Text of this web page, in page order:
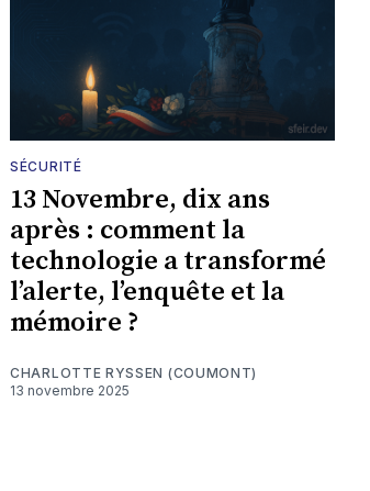
SÉCURITÉ
13 Novembre, dix ans
après : comment la
technologie a transformé
l’alerte, l’enquête et la
mémoire ?
CHARLOTTE RYSSEN (COUMONT)
13 novembre 2025